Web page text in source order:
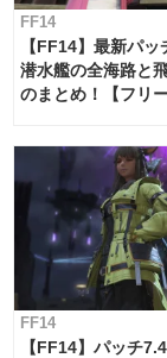
FF14
【FF14】最新パッ
潜水艦の全海路と
のまとめ！【フリ
FF14
【FF14】パッチ